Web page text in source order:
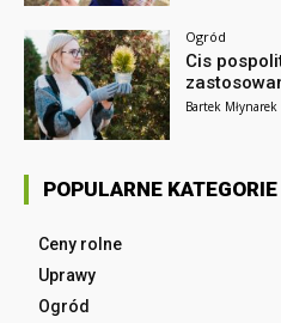
Ogród
Cis
Bartek Młynarek
POPULARNE KATEGORIE
Ceny rolne
Uprawy
Ogród